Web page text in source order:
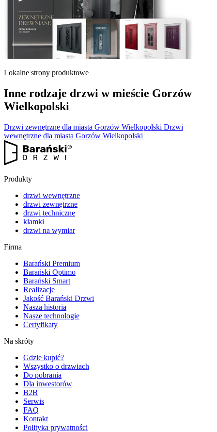
Lokalne strony produktowe
Inne rodzaje drzwi w mieście Gorzów
Wielkopolski
Drzwi zewnętrzne dla miasta Gorzów Wielkopolski Drzwi
wewnętrzne dla miasta Gorzów Wielkopolski
Produkty
drzwi wewnętrzne
drzwi zewnętrzne
drzwi techniczne
klamki
drzwi na wymiar
Firma
Barański Premium
Barański Optimo
Barański Smart
Realizacje
Jakość Barański Drzwi
Nasza historia
Nasze technologie
Certyfikaty
Na skróty
Gdzie kupić?
Wszystko o drzwiach
Do pobrania
Dla inwestorów
B2B
Serwis
FAQ
Kontakt
Polityka prywatności